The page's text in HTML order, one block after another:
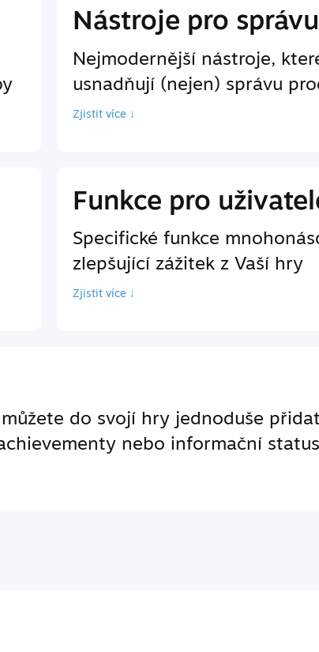
Nástroje pro správu
Nejmodernější nástroje,
usnadňují (nejen) správu
Zjistit více ↓
Funkce pro
Specifické funkce
zlepšující zážitek z Vaší hry
Zjistit více ↓
do svojí hry jednoduše přidat
nebo informační